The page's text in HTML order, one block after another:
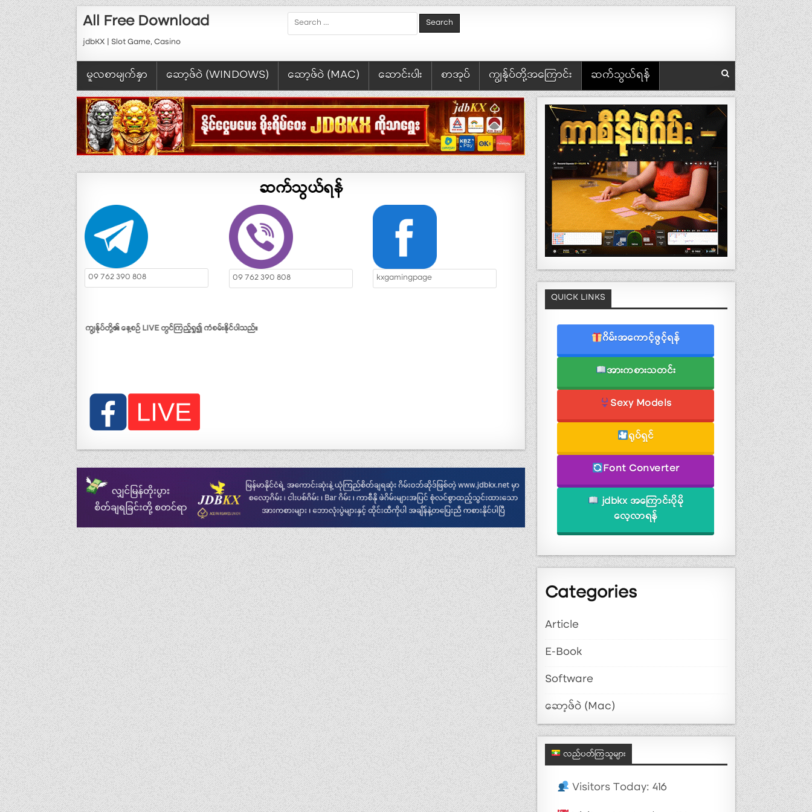
Skip to content
All Free Download
jdbKX | Slot Game, Casino
Search for:
မူလစာမျက်နှာ ဆော့ဖ်ဝဲ (WINDOWS) ဆော့ဖ်ဝဲ (MAC) ဆောင်းပါး စာအုပ် ကျွန်ုပ်တို့အကြောင်း ဆက်သွယ်ရန်
ဆက်သွယ်ရန်
ပေးခြင်းအစီအစဉ်ကို ကျွန်ုပ်တို့၏ နေ့စဉ် LIVE တွင်ကြည့်ရှု၍ ကံစမ်းနိုင်ပါသည်။
QUICK LINKS
ဂိမ်းအကောင့်ဖွင့်ရန်
အားကစားသတင်း
Sexy Models
ရုပ်ရှင်
Font Converter
jdbkx အကြောင်းပိုမို
လေ့လာရန်
Categories
Article
E-Book
Software
ဆော့ဖ်ဝဲ (Mac)
လည်ပတ်ကြသူများ
Visitors Today: 416